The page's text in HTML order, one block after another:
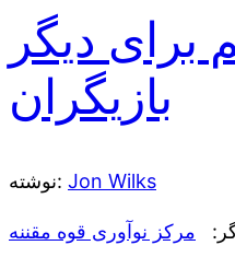
برای دیگر
بازیگران
نوشته: Jon Wilks
مرکز نوآوری قوه مقننه